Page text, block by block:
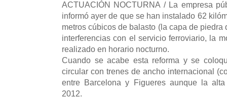
ACTUACIÓN NOCTURNA / La empresa
informó ayer de que se han instalado 62
metros cúbicos de balasto (la capa de piedra
interferencias con el servicio ferroviario, la
realizado en horario nocturno.
Cuando se acabe esta reforma y se
circular con trenes de ancho internacional
entre Barcelona y Figueres aunque la
2012.